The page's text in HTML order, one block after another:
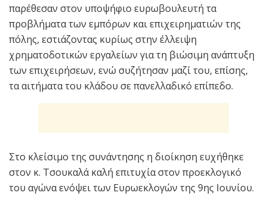
παρέθεσαν στον υποψήφιο ευρωβουλευτή τα
προβλήματα των εμπόρων και επιχειρηματιών της
πόλης, εστιάζοντας κυρίως στην έλλειψη
χρηματοδοτικών εργαλείων για τη βιώσιμη ανάπτυξη
των επιχειρήσεων, ενώ συζήτησαν μαζί του, επίσης,
τα αιτήματα του κλάδου σε πανελλαδικό επίπεδο.
Στο κλείσιμο της συνάντησης η διοίκηση ευχήθηκε
στον κ. Τσουκαλά καλή επιτυχία στον προεκλογικό
του αγώνα ενόψει των Ευρωεκλογών της 9ης Ιουνίου.